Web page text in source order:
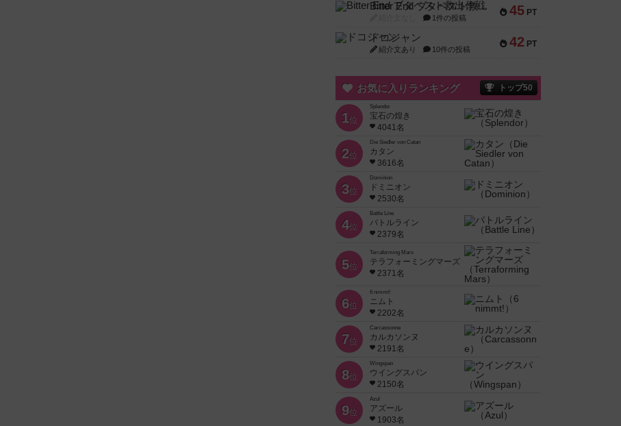
45 PT
Bitter End ブタペスト救出作戦
1件の投稿
42 PT
ドコジャン
紹介文あり 10件の投稿
お気に入りランキング トップ50
1位
Splendor
宝石の煌き
4041名
2位
Die Siedler von Catan
カタン
3616名
3位
Dominion
ドミニオン
2530名
4位
Battle Line
バトルライン
2379名
5位
Terraforming Mars
テラフォーミングマーズ
2371名
6位
6 nimmt!
ニムト
2202名
7位
Carcassonne
カルカソンヌ
2191名
8位
Wingspan
ウイングスパン
2150名
9位
Azul
アズール
1903名